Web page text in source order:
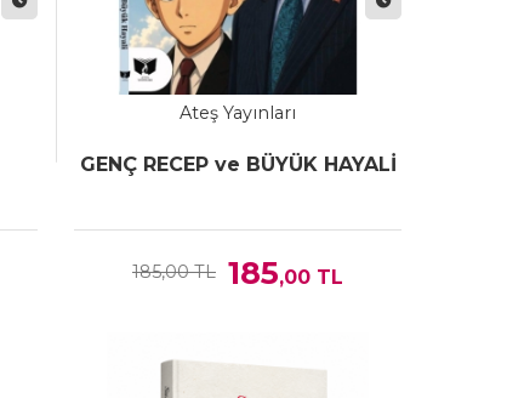
Ateş Yayınları
GENÇ RECEP ve BÜYÜK HAYALİ
185,00 TL 185,00 TL